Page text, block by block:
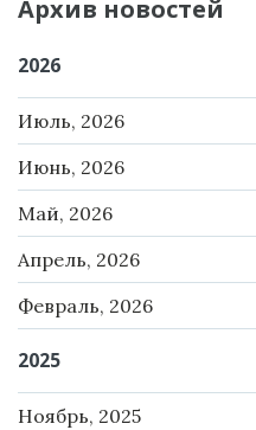
Архив новостей
2026
Июль, 2026
Июнь, 2026
Май, 2026
Апрель, 2026
Февраль, 2026
2025
Ноябрь, 2025